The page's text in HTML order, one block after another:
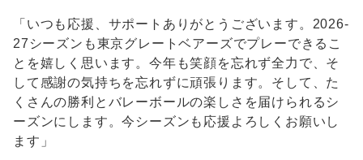
「いつも応援、サポートありがとうございます。2026-
27シーズンも東京グレートベアーズでプレーできるこ
とを嬉しく思います。今年も笑顔を忘れず全力で、そ
して感謝の気持ちを忘れずに頑張ります。そして、た
くさんの勝利とバレーボールの楽しさを届けられるシ
ーズンにします。今シーズンも応援よろしくお願いし
ます」